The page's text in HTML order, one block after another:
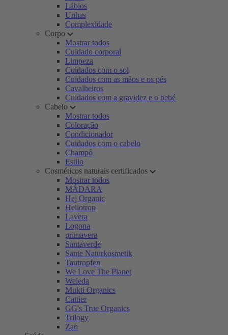
Lábios
Unhas
Complexidade
Corpo
Mostrar todos
Cuidado corporal
Limpeza
Cuidados com o sol
Cuidados com as mãos e os pés
Cavalheiros
Cuidados com a gravidez e o bebé
Cabelo
Mostrar todos
Coloração
Condicionador
Cuidados com o cabelo
Champô
Estilo
Cosméticos naturais certificados
Mostrar todos
MÁDARA
Hej Organic
Heliotrop
Lavera
Logona
primavera
Santaverde
Sante Naturkosmetik
Tautropfen
We Love The Planet
Weleda
Mukti Organics
Cattier
GG's True Organics
Trilogy
Zao